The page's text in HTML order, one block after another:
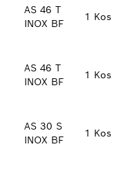
AS 46 T
INOX BF
1 Kos
AS 46 T
INOX BF
1 Kos
AS 30 S
INOX BF
1 Kos